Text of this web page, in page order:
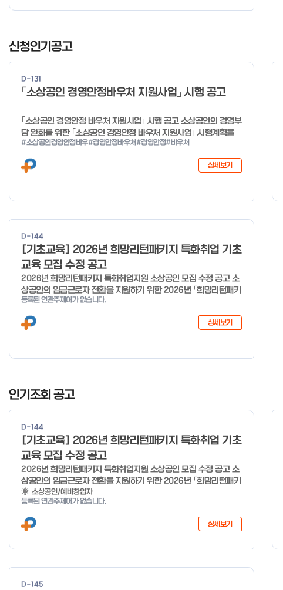
신청인기공고
D-131
「소상공인 경영안정바우처 지원사업」 시행 공고
｢소상공인 경영안정 바우처 지원사업｣ 시행 공고 소상공인의 경영부
담 완화를 위한 ｢소상공인 경영안정 바우처 지원사업｣ 시행계획을
다음과 같이 공고합니다. 2026년 1월 28일 중소벤처기업부장관
#소상공인경영안정바우#경영안정바우처 #경영안정#바우처
상세보기
D-144
[기초교육] 2026년 희망리턴패키지 특화취업 기초
교육 모집 수정 공고
2026년 희망리턴패키지 특화취업지원 소상공인 모집 수정 공고 소
상공인의 임금근로자 전환을 지원하기 위한 2026년 「희망리턴패키
지 특화취업지원」 사업을 다음과 같이 공고합니다. '26.6.2(화)은
익일인 6.3(수) 선거로 인해 서류검토가 불가함에 따라 기초교육
모집을 진행하지 않음을 안내드립니다. (6/3 모집 재개) □ 사업명:
경우 매주 일, 월, 화, 수, 목 신청·접수 가능 ** 기초교육 신청 가능
이사장 ※ 문의처 ※ - 사업문의 : 1533-0100(소상공인 통합콜센
10시간 이상 수강 필요) 30분 미만 → 0.5시간 30분 이상 ~ 60분
미만 → 1시간 60분 이상 → 1.5시간
등록된 연관주제어가 없습니다.
상세보기
인기조회 공고
D-144
[기초교육] 2026년 희망리턴패키지 특화취업 기초
교육 모집 수정 공고
2026년 희망리턴패키지 특화취업지원 소상공인 모집 수정 공고 소
상공인의 임금근로자 전환을 지원하기 위한 2026년 「희망리턴패키
지 특화취업지원」 사업을 다음과 같이 공고합니다. '26.6.2(화)은
익일인 6.3(수) 선거로 인해 서류검토가 불가함에 따라 기초교육
모집을 진행하지 않음을 안내드립니다. (6/3 모집 재개) □ 사업명:
희망리턴패키지 특화취업지원 □ 지원대상: 폐업(예정) 소상공인
경우 매주 일, 월, 화, 수, 목 신청·접수 가능 ** 기초교육 신청 가능
이사장 ※ 문의처 ※ - 사업문의 : 1533-0100(소상공인 통합콜센
소상공인/예비창업자
등록된 연관주제어가 없습니다.
상세보기
D-145